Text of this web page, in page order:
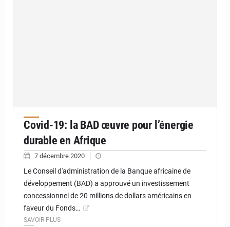
Covid-19: la BAD œuvre pour l’énergie
durable en Afrique
7 décembre 2020
Le Conseil d'administration de la Banque africaine de
développement (BAD) a approuvé un investissement
concessionnel de 20 millions de dollars américains en
faveur du Fonds…
SAVOIR PLUS